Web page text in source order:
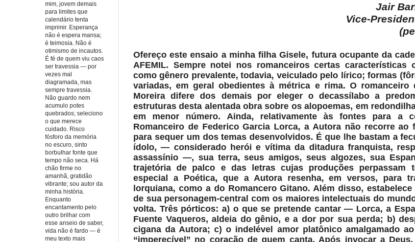
Jair
Vice-
Ofereço este ensaio a minha filha Gisele, futura ocupante da
AFEMIL. Sempre notei nos romanceiros certas características
como gênero prevalente, todavia, veiculado pelo lírico; formas
variadas, em geral obedientes à métrica e rima. O romanceiro
Moreira difere dos demais por eleger o decassílabo a
estruturas desta alentada obra sobre os alopoemas, em
em menor número. Ainda, relativamente às fontes para a
Romanceiro de Federico Garcia Lorca, a Autora não recorre ao
para sequer um dos temas desenvolvidos. É que lhe bastam a
ídolo, — considerado herói e vítima da ditadura franquista,
assassínio —, sua terra, seus amigos, seus algozes, sua
trajetória de palco e das letras cujas produções perpassam
especial a Poética, que a Autora resenha, em versos, para
lorquiana, como a do Romancero Gitano. Além disso,
de sua personagem-central com os maiores intelectuais do
volta. Três pórticos: a) o que se pretende cantar — Lorca, a
Fuente Vaqueros, aldeia do gênio, e a dor por sua perda; b)
cigana da Autora; c) o indelével amor platônico amalgamado
“imperecível” no coração de quem canta. Após invocar a
mim, jovem demais
para limites que
calendário tenta
imprimir. Esperança
não é espera mansa;
é teimosia. Não é
otimismo de incautos.
É fé de quem viu caos
ser travessia — por
vezes mal
diagramada, mas
sempre travessia.
Não guardo nem
acumulo potes
quebrados; seleciono
o que merece
cuidado. Risco
fósforo da memória
no escuro, sinto
borbulhar fonte que
tempo não seca. Há
chão firme no
amanhã, gratidão
vibrante; sou autor da
minha história.
Enquanto
encantamento pelo
outro brilhar com
esse anseio de saber,
vida não é fardo — é
meu texto mais